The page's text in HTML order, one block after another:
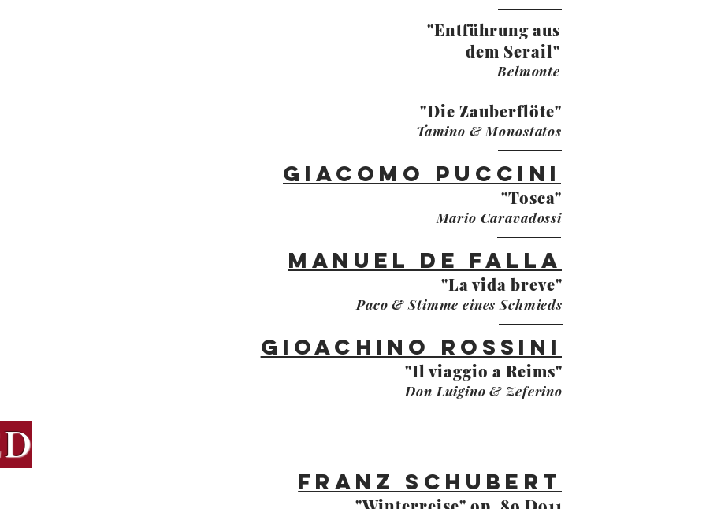
"Entführung aus
dem Serail"
Belmonte
"Die Zauberflöte"
Tamino & Monostatos
Giacomo Puccini
"Tosca"
Mario Caravadossi
Manuel de Falla
"La vida breve"
Paco & Stimme eines Schmieds
Gioachino Rossini
"Il viaggio a Reims"
Don Luigino & Zeferino
FRANZ SCHUBERT